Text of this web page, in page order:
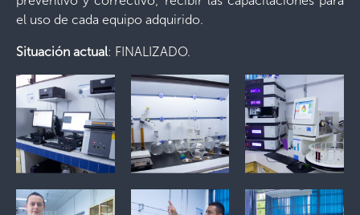
el uso de cada equipo adquirido.
Situación actual: FINALIZADO.